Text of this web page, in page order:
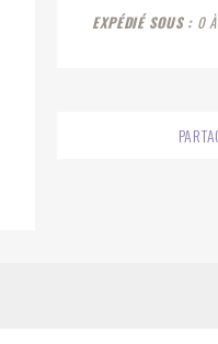
EXPÉDIÉ SOUS 0